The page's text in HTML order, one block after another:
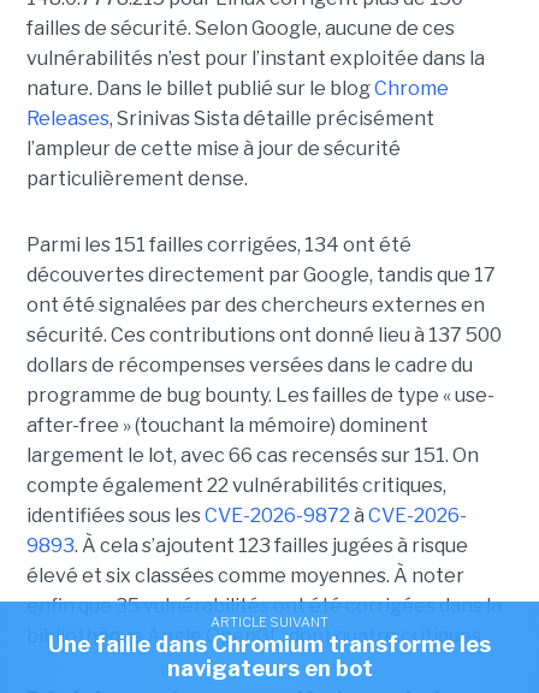
failles de sécurité. Selon Google, aucune de ces
vulnérabilités n’est pour l’instant exploitée dans la
nature. Dans le billet publié sur le blogChrome
Releases, Srinivas Sista détaille précisément
l’ampleur de cette mise à jour de sécurité
particulièrement dense.
Parmi les 151 failles corrigées, 134 ont été
découvertes directement par Google, tandis que 17
ont été signalées par des chercheurs externes en
sécurité. Ces contributions ont donné lieu à 137 500
dollars de récompenses versées dans le cadre du
programme de bug bounty. Les failles de type « use-
after-free » (touchant la mémoire) dominent
largement le lot, avec 66 cas recensés sur 151. On
compte également 22 vulnérabilités critiques,
identifiées sous lesCVE-2026-9872 à CVE-2026-
9893. À cela s’ajoutent 123 failles jugées à risque
élevé et six classées comme moyennes. À noter
enfin que 35 vulnérabilités ont été corrigées dans la
bibliothèque Angle OpenGL, dont quatre critiques.
ARTICLE SUIVANT
Une faille dans Chromium transforme les
navigateurs en bot